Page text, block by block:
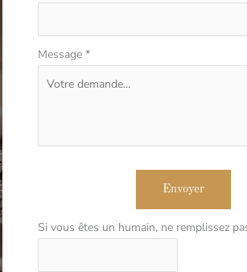
Message *
Envoyer
Si vous êtes un humain, ne remplissez